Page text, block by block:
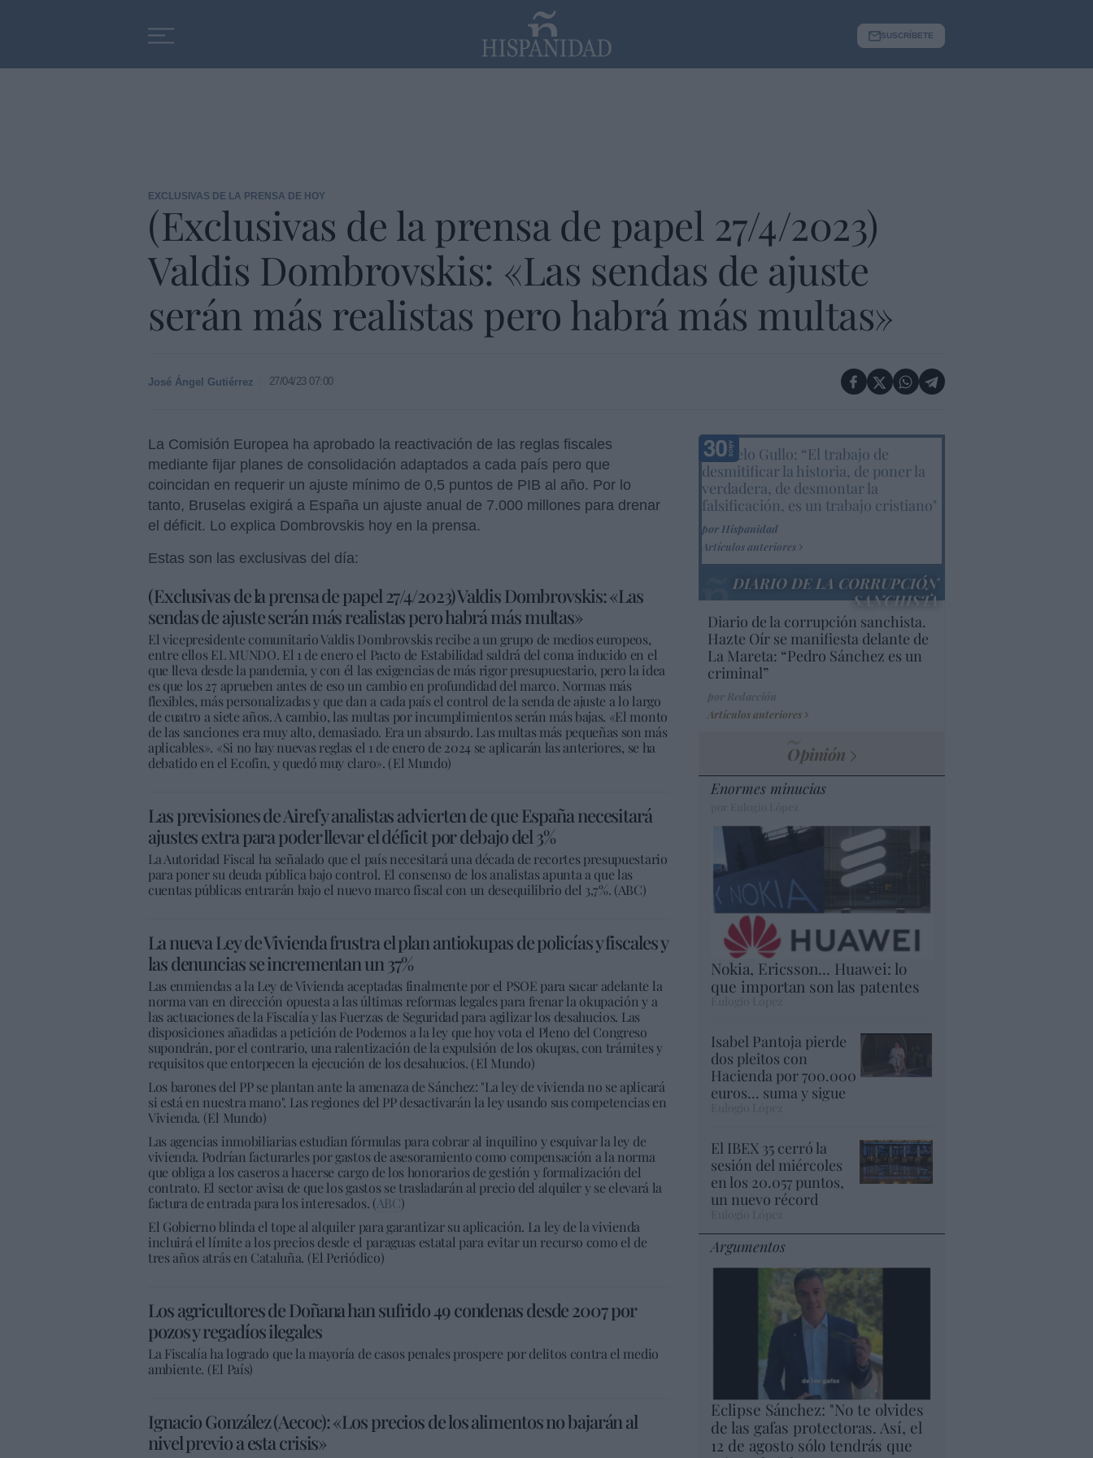
SUSCRÍBETE
EXCLUSIVAS DE LA PRENSA DE HOY
(Exclusivas de la prensa de papel 27/4/2023)
Valdis Dombrovskis: «Las sendas de ajuste
serán más realistas pero habrá más multas»
José Ángel Gutiérrez 27/04/23 07:00
La Comisión Europea ha aprobado la reactivación de las reglas fiscales
mediante fijar planes de consolidación adaptados a cada país pero que
coincidan en requerir un ajuste mínimo de 0,5 puntos de PIB al año. Por lo
tanto, Bruselas exigirá a España un ajuste anual de 7.000 millones para drenar
el déficit. Lo explica Dombrovskis hoy en la prensa.
Estas son las exclusivas del día:
(Exclusivas de la prensa de papel 27/4/2023) Valdis Dombrovskis: «Las
sendas de ajuste serán más realistas pero habrá más multas»
El vicepresidente comunitario Valdis Dombrovskis recibe a un grupo de medios europeos,
entre ellos EL MUNDO. El 1 de enero el Pacto de Estabilidad saldrá del coma inducido en el
que lleva desde la pandemia, y con él las exigencias de más rigor presupuestario, pero la idea
es que los 27 aprueben antes de eso un cambio en profundidad del marco. Normas más
flexibles, más personalizadas y que dan a cada país el control de la senda de ajuste a lo largo
de cuatro a siete años. A cambio, las multas por incumplimientos serán más bajas. «El monto
de las sanciones era muy alto, demasiado. Era un absurdo. Las multas más pequeñas son más
aplicables». «Si no hay nuevas reglas el 1 de enero de 2024 se aplicarán las anteriores, se ha
debatido en el Ecofin, y quedó muy claro». (El Mundo)
Las previsiones de Airef y analistas advierten de que España necesitará
ajustes extra para poder llevar el déficit por debajo del 3%
La Autoridad Fiscal ha señalado que el país necesitará una década de recortes presupuestario
para poner su deuda pública bajo control. El consenso de los analistas apunta a que las
cuentas públicas entrarán bajo el nuevo marco fiscal con un desequilibrio del 3,7%. (ABC)
La nueva Ley de Vivienda frustra el plan antiokupas de policías y fiscales y
las denuncias se incrementan un 37%
Las enmiendas a la Ley de Vivienda aceptadas finalmente por el PSOE para sacar adelante la
norma van en dirección opuesta a las últimas reformas legales para frenar la okupación y a
las actuaciones de la Fiscalía y las Fuerzas de Seguridad para agilizar los desahucios. Las
disposiciones añadidas a petición de Podemos a la ley que hoy vota el Pleno del Congreso
supondrán, por el contrario, una ralentización de la expulsión de los okupas, con trámites y
requisitos que entorpecen la ejecución de los desahucios. (El Mundo)
Los barones del PP se plantan ante la amenaza de Sánchez: "La ley de vivienda no se aplicará
si está en nuestra mano". Las regiones del PP desactivarán la ley usando sus competencias en
Vivienda. (El Mundo)
Las agencias inmobiliarias estudian fórmulas para cobrar al inquilino y esquivar la ley de
vivienda. Podrían facturarles por gastos de asesoramiento como compensación a la norma
que obliga a los caseros a hacerse cargo de los honorarios de gestión y formalización del
contrato. El sector avisa de que los gastos se trasladarán al precio del alquiler y se elevará la
factura de entrada para los interesados. ( ABC)
El Gobierno blinda el tope al alquiler para garantizar su aplicación. La ley de la vivienda
incluirá el límite a los precios desde el paraguas estatal para evitar un recurso como el de
tres años atrás en Cataluña. (El Periódico)
Los agricultores de Doñana han sufrido 49 condenas desde 2007 por
pozos y regadíos ilegales
La Fiscalía ha logrado que la mayoría de casos penales prospere por delitos contra el medio
ambiente. (El País)
Ignacio González (Aecoc): «Los precios de los alimentos no bajarán al
nivel previo a esta crisis»
Marcelo Gullo: “El trabajo de
desmitificar la historia, de poner la
verdadera, de desmontar la
falsificación, es un trabajo cristiano"
por Hispanidad
Artículos anteriores
DIARIO DE LA CORRUPCIÓN
SANCHISTA
Diario de la corrupción sanchista.
Hazte Oír se manifiesta delante de
La Mareta: “Pedro Sánchez es un
criminal”
Artículos anteriores
Opinión
Enormes minucias
Nokia, Ericsson... Huawei: lo
que importan son las patentes
Eulogio López
Isabel Pantoja pierde
dos pleitos con
Hacienda por 700.000
euros... suma y sigue
El IBEX 35 cerró la
sesión del miércoles
en los 20.057 puntos,
un nuevo récord
Argumentos
Eclipse Sánchez: "No te olvides
de las gafas protectoras. Así, el
12 de agosto sólo tendrás que